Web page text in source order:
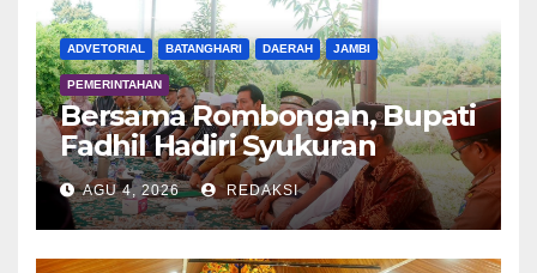
ADVETORIAL BATANGHARI DAERAH JAMBI
PEMERINTAHAN
Bersama Rombongan, Bupati
Fadhil Hadiri Syukuran
Tanam Padi di Terusan
AGU 4, 2026 REDAKSI